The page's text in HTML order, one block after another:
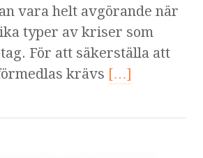
vara helt avgörande när
typer av kriser som
För att säkerställa att
krävs […]